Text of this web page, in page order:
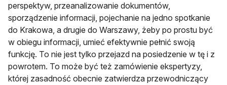
perspektyw, przeanalizowanie dokumentów,
sporządzenie informacji, pojechanie na jedno spotkanie
do Krakowa, a drugie do Warszawy, żeby po prostu być
w obiegu informacji, umieć efektywnie pełnić swoją
funkcję. To nie jest tylko przejazd na posiedzenie w tę i z
powrotem. To może być też zamówienie ekspertyzy,
której zasadność obecnie zatwierdza przewodniczący